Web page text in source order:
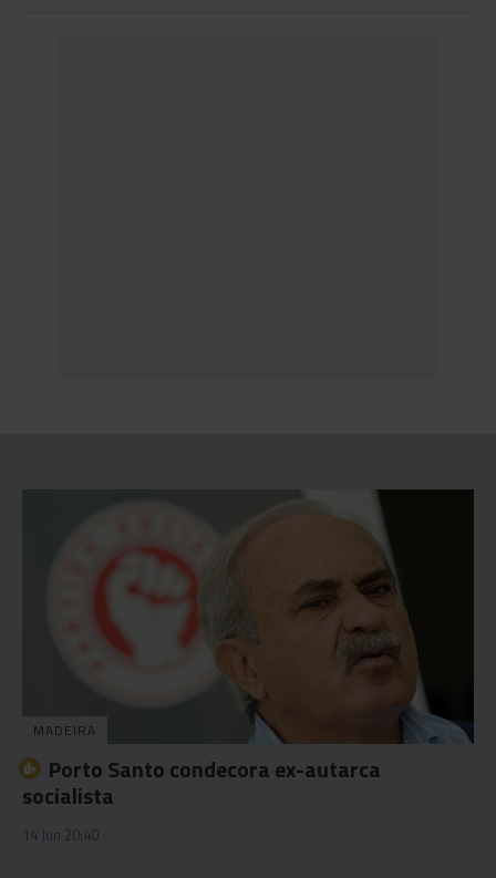
MADEIRA
Porto Santo condecora ex-autarca
socialista
14 Jun 20:40